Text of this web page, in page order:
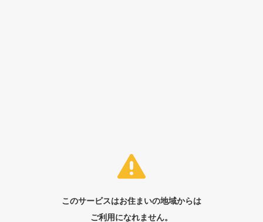
このサービスはお住まいの地域からは
ご利用になれません。